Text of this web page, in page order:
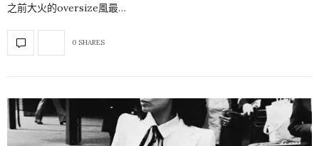
之前大火的oversize風最…
0 SHARES